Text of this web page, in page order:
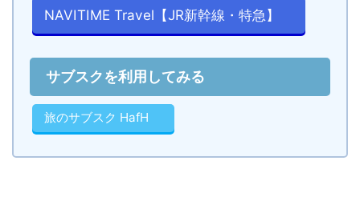
NAVITIME Travel【JR新幹線・特急】
サブスクを利用してみる
旅のサブスク HafH